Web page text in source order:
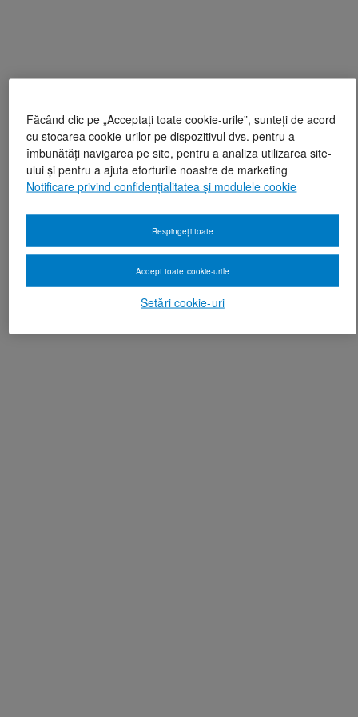
Făcând clic pe „Acceptați toate cookie-urile”, sunteți de acord
cu stocarea cookie-urilor pe dispozitivul dvs. pentru a
îmbunătăți navigarea pe site, pentru a analiza utilizarea site-
ului și pentru a ajuta eforturile noastre de marketing
Notificare privind confidențialitatea și modulele cookie
Setări cookie-uri
Respingeți toate
Accept toate cookie-urile